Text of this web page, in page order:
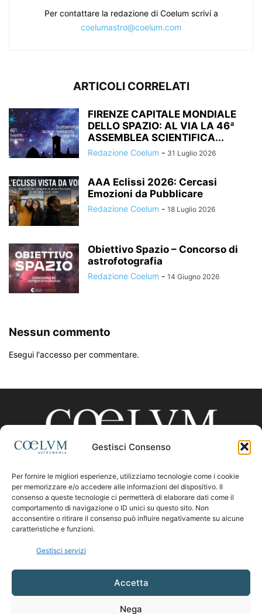
Gestisci Consenso
Per fornire le migliori esperienze, utilizziamo tecnologie come i cookie
per memorizzare e/o accedere alle informazioni del dispositivo. Il
consenso a queste tecnologie ci permetterà di elaborare dati come il
comportamento di navigazione o ID unici su questo sito. Non
acconsentire o ritirare il consenso può influire negativamente su alcune
caratteristiche e funzioni.
Gestisci servizi
Accetta
Nega
Per contattare la redazione di Coelum scrivi a
coelumastro@coelum.com
ARTICOLI CORRELATI
FIRENZE CAPITALE MONDIALE
DELLO SPAZIO: AL VIA LA 46ª
ASSEMBLEA SCIENTIFICA...
Redazione Coelum - 31 Luglio 2026
AAA Eclissi 2026: Cercasi
Emozioni da Pubblicare
Redazione Coelum - 18 Luglio 2026
Obiettivo Spazio – Concorso di
astrofotografia
Redazione Coelum - 14 Giugno 2026
Nessun commento
Esegui l'accesso per commentare.
CHI SIAMO
Contattaci:coelumastro@coelum.com